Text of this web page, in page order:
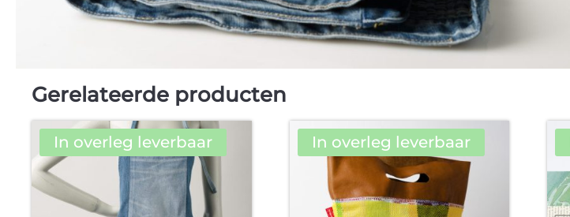
Gerelateerde producten
In overleg leverbaar In overleg leverbaar